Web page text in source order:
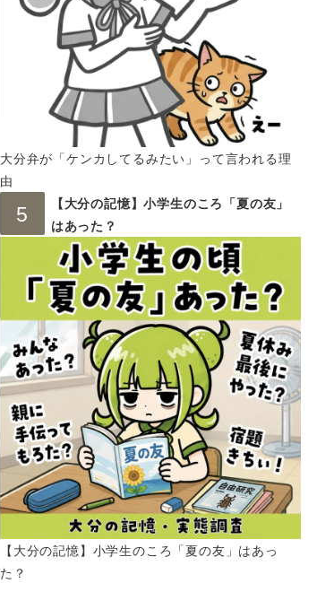
大分弁が「ケンカしてるみたい」って言われる理
由
【大分の記憶】小学生のころ「夏の友」
はあった？
【大分の記憶】小学生のころ「夏の友」はあっ
た？